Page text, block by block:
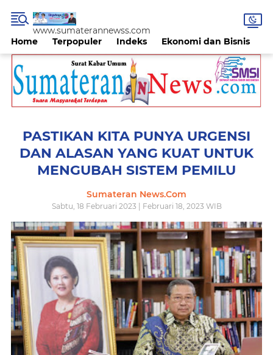
Home Terpopuler Indeks Ekonomi dan Bisnis
www.sumaterannewss.com
PASTIKAN KITA PUNYA URGENSI
DAN ALASAN YANG KUAT UNTUK
MENGUBAH SISTEM PEMILU
Sumateran News.Com
Sabtu, 18 Februari 2023 | Februari 18, 2023 WIB